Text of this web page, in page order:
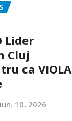
Lider
Cluj
ca VIOLA
iun. 10, 2026